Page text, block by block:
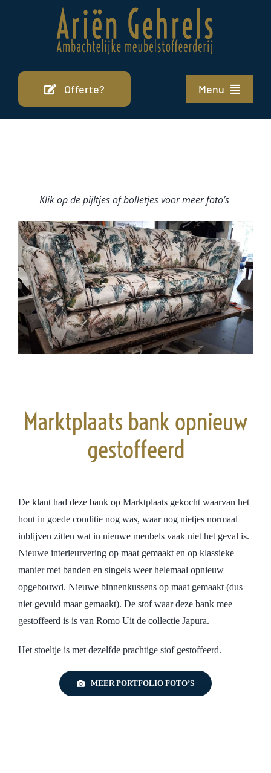
Offerte? Menu
Home
Over ons
Contact
Klik op de pijltjes of bolletjes voor meer foto’s
Marktplaats bank opnieuw
gestoffeerd
De klant had deze bank op Marktplaats gekocht waarvan het
hout in goede conditie nog was, waar nog nietjes normaal
inblijven zitten wat in nieuwe meubels vaak niet het geval is.
Nieuwe interieurvering op maat gemaakt en op klassieke
manier met banden en singels weer helemaal opnieuw
opgebouwd. Nieuwe binnenkussens op maat gemaakt (dus
niet gevuld maar gemaakt). De stof waar deze bank mee
gestoffeerd is is van Romo Uit de collectie Japura.
Het stoeltje is met dezelfde prachtige stof gestoffeerd.
MEER PORTFOLIO FOTO’S